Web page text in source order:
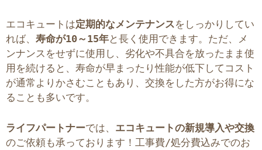
エコキュートは定期的なメンテナンスをしっかりしてい
れば、 寿命が10～15年と長く使用できます。ただ、メ
ンナンスをせずに使用し、劣化や不具合を放ったまま使
用を続けると、寿命が早まったり性能が低下してコスト
が通常よりかさむこともあり、交換をした方がお得にな
ることも多いです。
ライフパートナーでは、 エコキュートの新規導入や交換
のご依頼も承っております！工事費/処分費込みでのお